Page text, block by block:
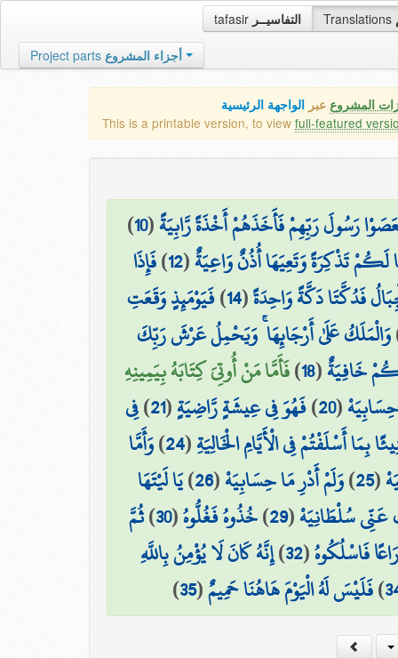
tafasir التفاسيــر Translations
Project parts أجزاء المشروع
المشروع عبر الواجهة الرئيسية
This is a printable version, to view full-featured
رَسُولَ رَبِّهِمْ فَأَخَذَهُمْ أَخْذَةً رَّابِيَةً(
10
)
لَكُمْ تَذْكِرَةً وَتَعِيَهَا أُذُنٌ وَاعِيَةٌ(
12
)فَإِذَا
فَدُكَّتَا دَكَّةً وَاحِدَةً(
14
)فَيَوْمَئِذٍ وَقَعَتِ
وَالْمَلَكُ عَلَىٰ أَرْجَائِهَا ۚ وَيَحْمِلُ عَرْشَ رَبِّكَ
خَافِيَةٌ(
18
)فَأَمَّا مَنْ أُوتِيَ كِتَابَهُ بِيَمِينِهِ
(
20
)فَهُوَ فِي عِيشَةٍ رَّاضِيَةٍ(
21
)فِي
بِمَا أَسْلَفْتُمْ فِي الْأَيَّامِ الْخَالِيَةِ(
24
)وَأَمَّا
(
25
)وَلَمْ أَدْرِ مَا حِسَابِيَهْ(
26
)يَا لَيْتَهَا
سُلْطَانِيَهْ(
29
)خُذُوهُ فَغُلُّوهُ(
30
)ثُمَّ
فَاسْلُكُوهُ(
32
)إِنَّهُ كَانَ لَا يُؤْمِنُ بِاللَّهِ
)فَلَيْسَ لَهُ الْيَوْمَ هَاهُنَا حَمِيمٌ(
35
)